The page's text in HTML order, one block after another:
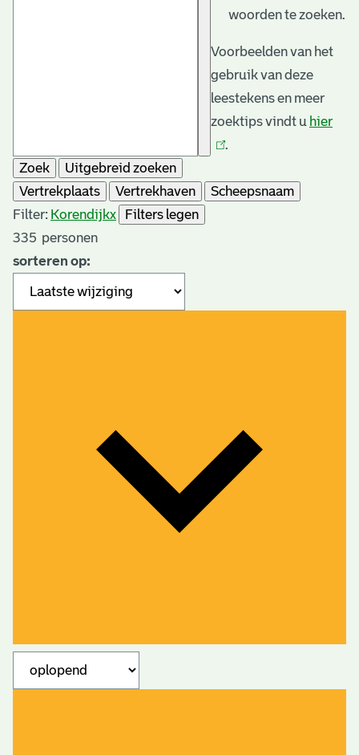
woorden te zoeken.
Voorbeelden van het
gebruik van deze
leestekens en meer
zoektips vindt u hier
.
Zoek
Uitgebreid zoeken
Vertrekplaats
Vertrekhaven
Scheepsnaam
Filter: Korendijkx
Filters legen
335 personen
sorteren op: